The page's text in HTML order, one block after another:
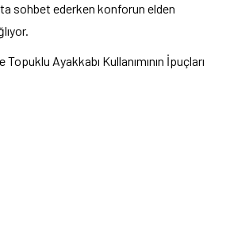
sohbet ederken konforun elden
Ayakkabı Kullanımının İpuçları